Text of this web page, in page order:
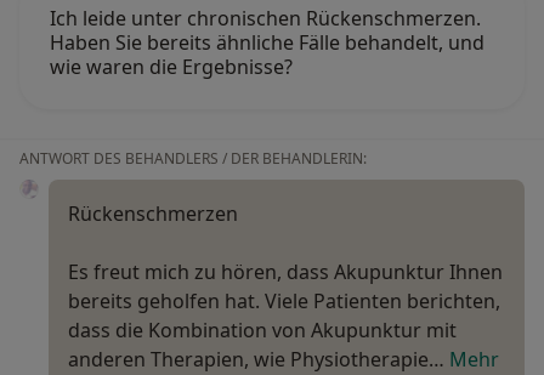
Ich leide unter chronischen Rückenschmerzen.
Haben Sie bereits ähnliche Fälle behandelt, und
wie waren die Ergebnisse?
ANTWORT DES BEHANDLERS / DER BEHANDLERIN:
Rückenschmerzen
Es freut mich zu hören, dass Akupunktur Ihnen
bereits geholfen hat. Viele Patienten berichten,
dass die Kombination von Akupunktur mit
anderen Therapien, wie Physiotherapie… Mehr